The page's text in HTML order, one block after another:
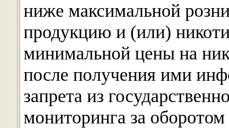
ниже максимальной
продукцию и (или)
минимальной цены на
после получения ими
запрета из
мониторинга за